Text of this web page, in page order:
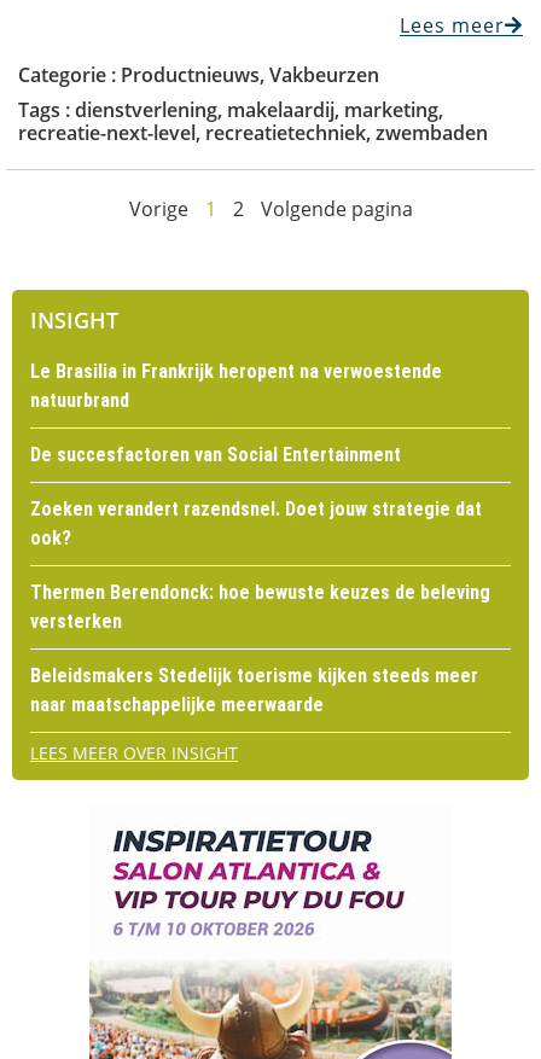
Lees meer
Categorie : Productnieuws, Vakbeurzen
Tags :dienstverlening, makelaardij, marketing,
recreatie-next-level, recreatietechniek, zwembaden
Vorige 1 2 Volgende pagina
INSIGHT
Le Brasilia in Frankrijk heropent na verwoestende
natuurbrand
De succesfactoren van Social Entertainment
Zoeken verandert razendsnel. Doet jouw strategie dat
ook?
Thermen Berendonck: hoe bewuste keuzes de beleving
versterken
Beleidsmakers Stedelijk toerisme kijken steeds meer
naar maatschappelijke meerwaarde
LEES MEER OVER INSIGHT